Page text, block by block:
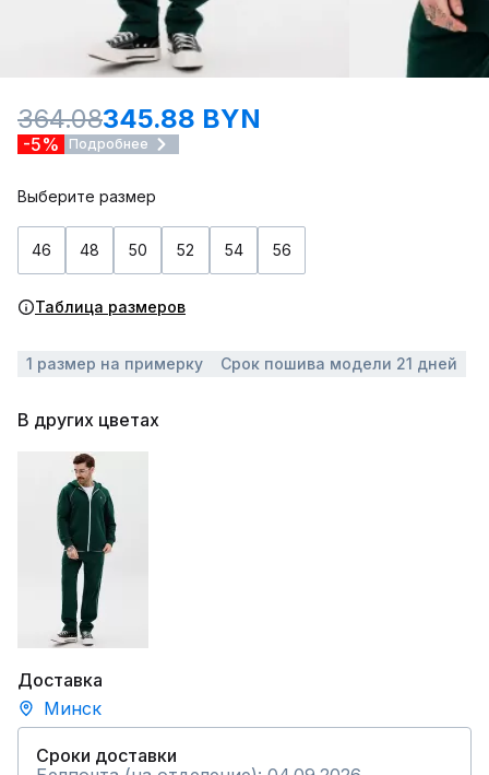
364.08345.88 BYN
-5% Подробнее
Выберите размер
46 48 50 52 54 56
Таблица размеров
1 размер на примерку Срок пошива модели 21 дней
В других цветах
Доставка
Минск
Сроки доставки